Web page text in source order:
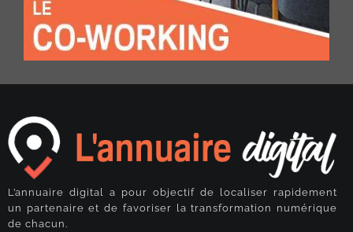
L’annuaire digital a pour objectif de localiser rapidement
un partenaire et de favoriser la transformation numérique
de chacun.